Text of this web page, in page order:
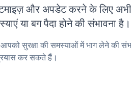
और अपडेट करने के लिए
या बग पैदा होने की संभावना है।
सुरक्षा की समस्याओं में भाग लेने की
कर सकते हैं।